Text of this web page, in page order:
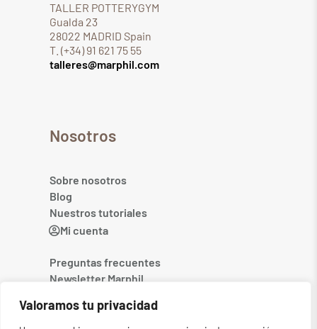
Valoramos tu privacidad
TALLER POTTERYGYM
Gualda 23
28022 MADRID Spain
T. (+34) 91 621 75 55
talleres@marphil.com
Nosotros
Sobre nosotros
Blog
Nuestros tutoriales
Mi cuenta
Preguntas frecuentes
Newsletter Marphil